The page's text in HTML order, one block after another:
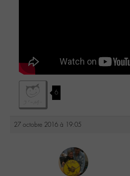
6
27 octobre 2016 à 19:05